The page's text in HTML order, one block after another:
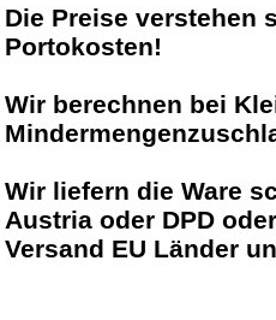
Die Preise verstehen
Portokosten!
Wir berechnen bei
Wir liefern die Ware
Austria oder DPD
Versand EU Länder